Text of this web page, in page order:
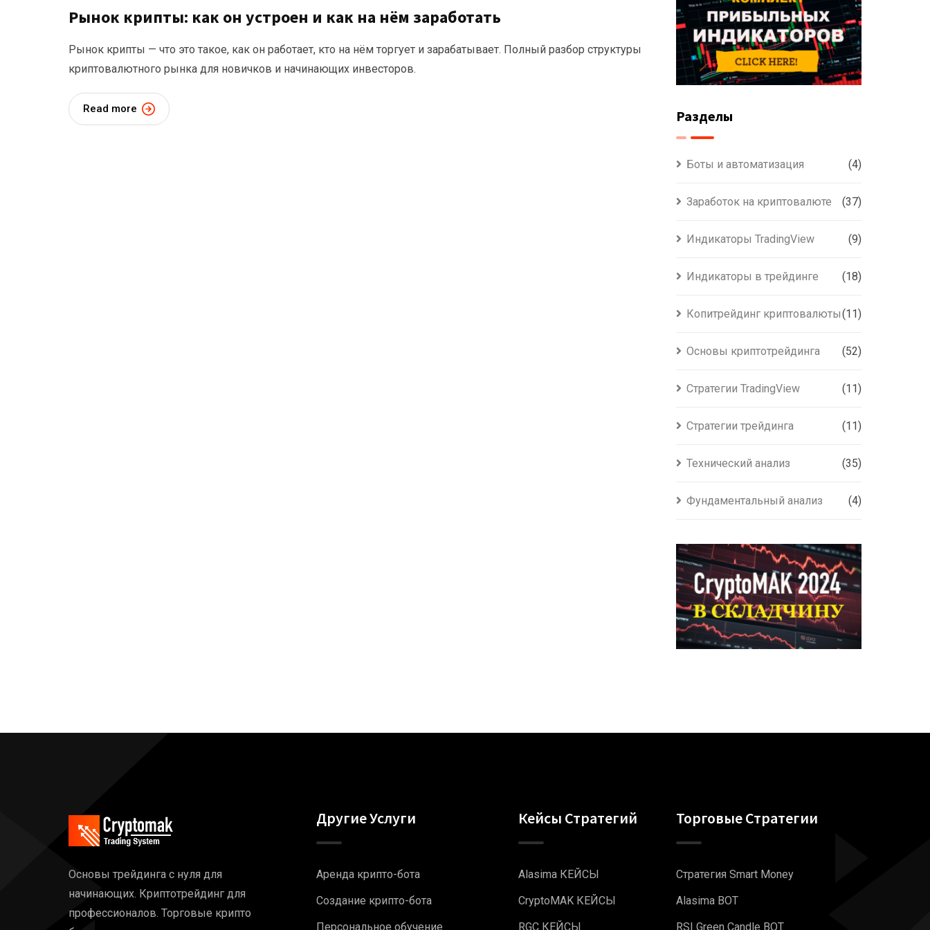
Рынок крипты: как он устроен и как на нём заработать
Рынок крипты — что это такое, как он работает, кто на нём торгует и зарабатывает. Полный разбор структуры
криптовалютного рынка для новичков и начинающих инвесторов.
Read more Разделы
Боты и автоматизация (4)
Заработок на криптовалюте (37)
Индикаторы TradingView (9)
Индикаторы в трейдинге (18)
Копитрейдинг криптовалюты(11)
Основы криптотрейдинга (52)
Стратегии TradingView (11)
Стратегии трейдинга (11)
Технический анализ (35)
Фундаментальный анализ (4)
Основы трейдинга с нуля для
начинающих. Криптотрейдинг для
профессионалов. Торговые крипто
Другие Услуги
Аренда крипто-бота
Создание крипто-бота
Персональное обучение
Кейсы Стратегий
Alasima КЕЙСЫ
CryptoMAK КЕЙСЫ
RGC КЕЙСЫ
Торговые Стратегии
Стратегия Smart Money
Alasima BOT
RSI Green Candle BOT